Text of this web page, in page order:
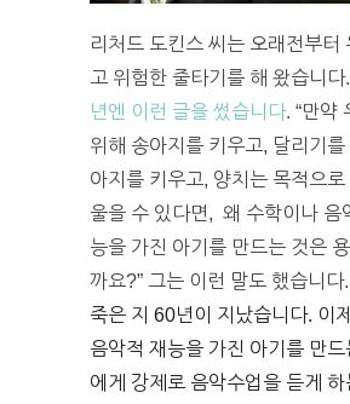
리처드 도킨스 씨는 오래전부터
고 위험한 줄타기를 해 왔습니다.
년엔 이런 글을 썼습니다. “만약
위해 송아지를 키우고, 달리기
아지를 키우고, 양치는 목적으로
울을 수 있다면, 왜 수학이나 음
능을 가진 아기를 만드는 것은
까요?” 그는 이런 말도 했습니다.
죽은 지 60년이 지났습니다. 이
음악적 재능을 가진 아기를 만드
에게 강제로 음악수업을 듣게 하